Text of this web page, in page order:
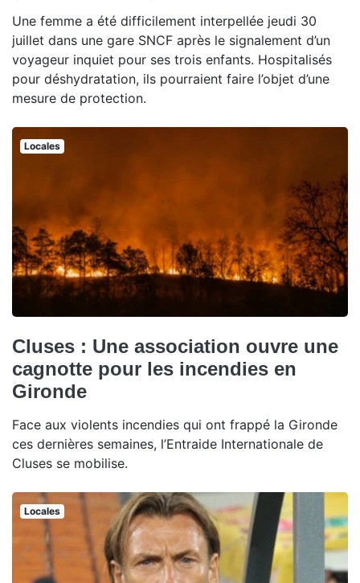
Une femme a été difficilement interpellée jeudi 30
juillet dans une gare SNCF après le signalement d’un
voyageur inquiet pour ses trois enfants. Hospitalisés
pour déshydratation, ils pourraient faire l’objet d’une
mesure de protection.
Locales
Cluses : Une association ouvre une
cagnotte pour les incendies en
Gironde
Face aux violents incendies qui ont frappé la Gironde
ces dernières semaines, l’Entraide Internationale de
Cluses se mobilise.
Locales